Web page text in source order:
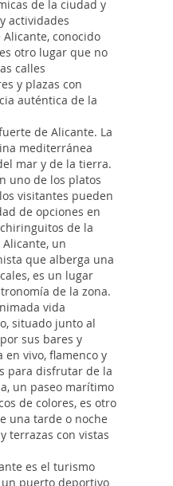
de la ciudad y
actividades
conocido
otro lugar que no
calles
y plazas con
auténtica de la
de Alicante. La
mediterránea
mar y de la tierra.
uno de los platos
visitantes pueden
de opciones en
de la
un
que alberga una
es un lugar
de la zona.
vida
situado junto al
sus bares y
en vivo, flamenco y
para disfrutar de la
un paseo marítimo
de colores, es otro
una tarde o noche
terrazas con vistas
es el turismo
puerto deportivo